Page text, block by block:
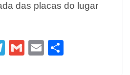
das placas do lugar
T G E